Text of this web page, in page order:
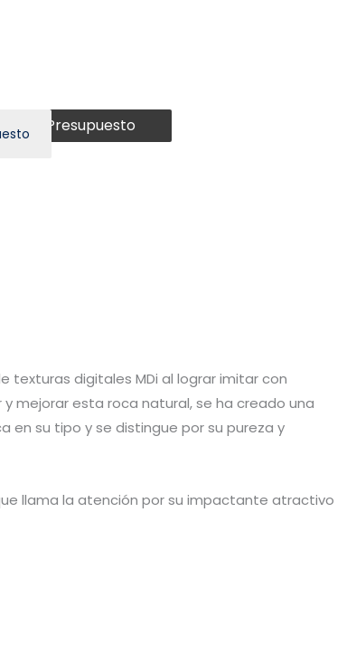
Presupuesto
texturas digitales MDi al lograr imitar con
mejorar esta roca natural, se ha creado una
en su tipo y se distingue por su pureza y
llama la atención por su impactante atractivo